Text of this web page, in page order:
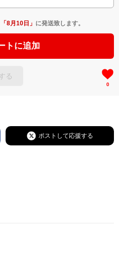
「8月10日 」 に発送致します。
トに追加
る
0
ポストして応援する